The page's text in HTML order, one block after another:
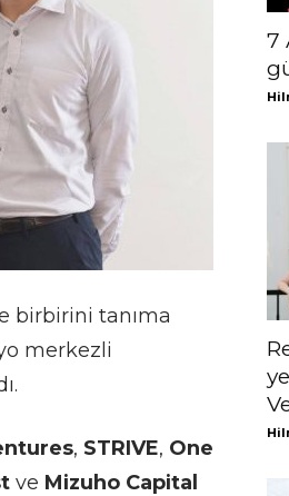
birbirini tanıma
merkezli
, STRIVE, One
ve Mizuho Capital
7